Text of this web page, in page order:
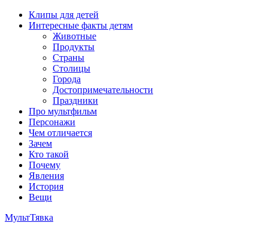
Перейти
содержимому
Клипы для детей
Интересные факты детям
Животные
Продукты
Страны
Столицы
Города
Достопримечательности
Праздники
Про мультфильм
Персонажи
Чем отличается
Зачем
Кто такой
Почему
Явления
История
Вещи
МультТявка